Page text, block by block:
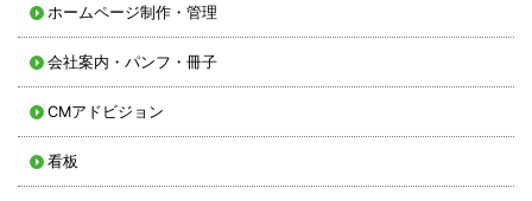
ホームページ制作・管理
会社案内・パンフ・冊子
CMアドビジョン
看板